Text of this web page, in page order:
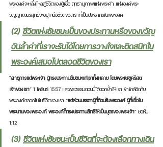
พระองค์จะหลั่งไหลสู่ชีวิตของผู้เชื่อ ฤทธานุภาพแห่งพระคำ แห่งองค์พระ
วิญญาณบริสุทธิ์จะอยู่เหนือชีวิตของเราที่เป็นประชากรในพระองค์
(2) ชีวิตแห่งชัยชนะเป็นของประทานหรือของขวัญ
อันล้ำค่าที่เราจะรับได้โดยการวางใจและติดสนิทใน
พระองค์เสมอไปตลอดชีวิตของเรา
“สาธุการแด่พระเจ้า ผู้ทรงประทานชัยชนะแก่เราทั้งหลาย โดยพระเยซูคริสต
เจ้าของเรา” 1 โครินธ์ 15:57 และพระธรรมตอนนี้ได้ตอกย้ำให้เราเข้าใกล้ชิดกับ
พระองค์ตลอดไปในชีวิตของเรา “แต่ส่วนบรรดาผู้ที่ต้อนรับพระองค์ ผู้ที่เชื่อใน
พระนามของพระองค์ พระองค์ก็ทรงประทานสิทธิให้เป็นบุตรของพระเจ้า” ยอห์น
1:12
(3) ชีวิตแห่งชัยชนะเป็นชีวิตที่จะต้องเลือกทางเดิน